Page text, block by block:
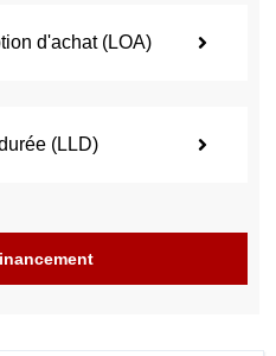
d'achat (LOA)
(LLD)